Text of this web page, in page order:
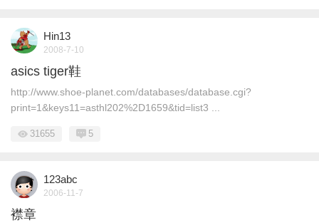
Hin13
2008-7-10
asics tiger鞋
http://www.shoe-planet.com/databases/database.cgi?
print=1&keys11=asthl202%2D1659&tid=list3 ...
31655 5
123abc
2006-11-7
襟章